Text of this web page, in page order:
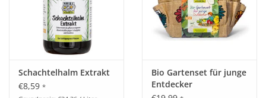
Schachtelhalm Extrakt
€8,59 *
Bio Gartenset für junge
Entdecker